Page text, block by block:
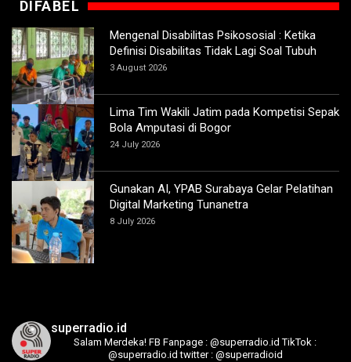
DIFABEL
Mengenal Disabilitas Psikososial : Ketika
Definisi Disabilitas Tidak Lagi Soal Tubuh
3 August 2026
Lima Tim Wakili Jatim pada Kompetisi Sepak
Bola Amputasi di Bogor
24 July 2026
Gunakan AI, YPAB Surabaya Gelar Pelatihan
Digital Marketing Tunanetra
8 July 2026
superradio.id
Salam Merdeka! FB Fanpage : @superradio.id TikTok :
@superradio.id twitter : @superradioid